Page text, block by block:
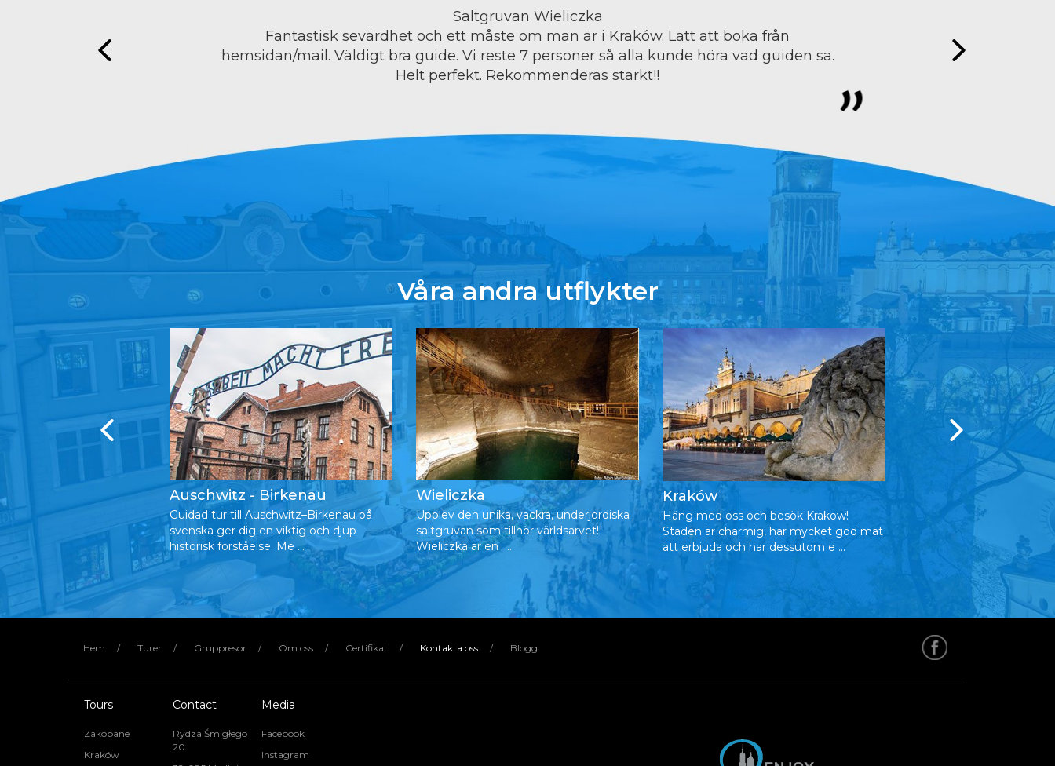
Saltgruvan Wieliczka
Fantastisk sevärdhet och ett måste om man är i Kraków. Lätt att boka från
hemsidan/mail. Väldigt bra guide. Vi reste 7 personer så alla kunde höra vad guiden sa.
Helt perfekt. Rekommenderas starkt!!
Våra andra utflykter
Termalbad
och ta dig till
bl.a. på det
...
Auschwitz - Birkenau
Guidad tur till Auschwitz–Birkenau på
svenska ger dig en viktig och djup
historisk förståelse. Me ...
Wieliczka
Upplev den unika, vackra, underjordiska
saltgruvan som tillhör världsarvet!
Wieliczka är en ...
Kraków
Häng med oss och besök Krakow!
Staden är charmig, har mycket god mat
att erbjuda och har dessutom e ...
Zakopane
Upplev Polens
Zakopane! Njut av fina
Hem Turer Gruppresor Om oss Certifikat Kontakta oss Blogg
Tours
Zakopane
Kraków
Contact
Rydza Śmigłego
20
Media
Facebook
Instagram